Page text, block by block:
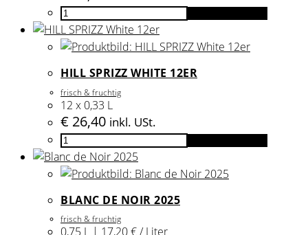
Sauvignon
Blanc
2025
HILL SPRIZZ WHITE 12ER
frisch & fruchtig
12 x 0,33 L
€ 26,40 inkl. USt.
HILL
SPRIZZ
White
Menge
BLANC DE NOIR 2025
frisch & fruchtig
0,75 L | 17,20 € / Liter